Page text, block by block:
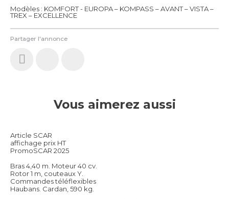
Partager l'annonce
Modèles : KOMFORT - EUROPA – KOMPASS – AVANT – VISTA –
TREX – EXCELLENCE
Vous aimerez aussi
Article SCAR
affichage prix HT
PromoSCAR 2025
Bras 4,40 m. Moteur 40 cv.
Rotor 1 m, couteaux Y.
Commandes téléflexibles
Haubans. Cardan, 590 kg.